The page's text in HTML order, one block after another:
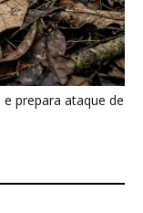
como a